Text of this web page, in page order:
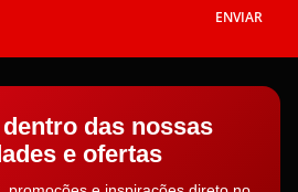
ENVIAR
das nossas
e ofertas